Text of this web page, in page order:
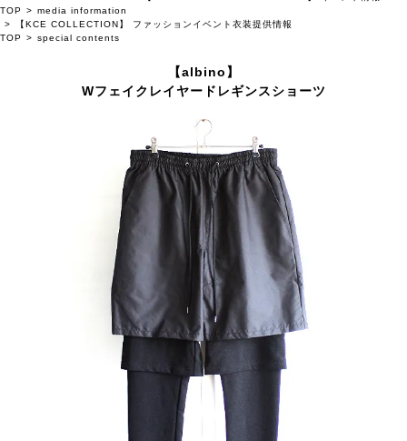
TOP
media information
【KCE COLLECTION】 ファッションイベント衣装提供情報
TOP
special contents
【albino】
Wフェイクレイヤードレギンスショーツ